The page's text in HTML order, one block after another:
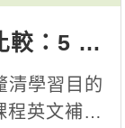
較：5 大
選課指
清學習目的
程英文補習